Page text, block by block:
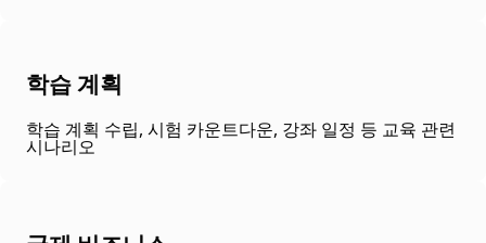
학습 계획
학습 계획 수립, 시험 카운트다운, 강좌 일정 등 교육 관련
시나리오